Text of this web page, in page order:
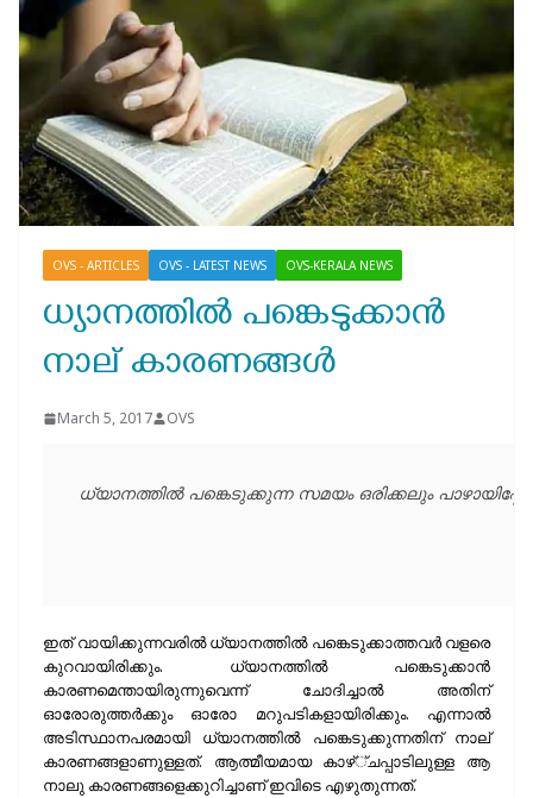
OVS - ARTICLES OVS - LATEST NEWS OVS-KERALA NEWS
ധ്യാനത്തില്‍ പങ്കെടുക്കാന്‍
നാല് കാരണങ്ങള്‍
March 5, 2017 OVS
ധ്യാനത്തില്‍ പങ്കെടുക്കുന്ന സമയം ഒരിക്കലും
ഇത് വായിക്കുന്നവരില്‍ ധ്യാനത്തില്‍ പങ്കെടുക്കാത്തവര്‍ വളരെ
കുറവായിരിക്കും. ധ്യാനത്തില്‍ പങ്കെടുക്കാന്‍
കാരണമെന്തായിരുന്നുവെന്ന് ചോദിച്ചാല്‍ അതിന്
ഓരോരുത്തര്‍ക്കും ഓരോ മറുപടികളായിരിക്കും. എന്നാല്‍
അടിസ്ഥാനപരമായി ധ്യാനത്തില്‍ പങ്കെടുക്കുന്നതിന് നാല്
കാരണങ്ങളാണുള്ളത്. ആത്മീയമായ കാഴ്്ചപ്പാടിലുള്ള ആ
നാലു കാരണങ്ങളെക്കുറിച്ചാണ് ഇവിടെ എഴുതുന്നത്.